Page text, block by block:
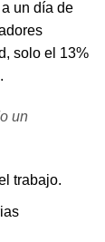
un día de
solo el 13%
un
trabajo.